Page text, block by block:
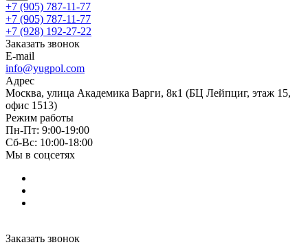
+7 (905) 787-11-77
+7 (905) 787-11-77
+7 (928) 192-27-22
Заказать звонок
E-mail
info@yugpol.com
Адрес
Москва, улица Академика Варги, 8к1 (БЦ Лейпциг, этаж 15,
офис 1513)
Режим работы
Пн-Пт: 9:00-19:00
Cб-Вс: 10:00-18:00
Мы в соцсетях
Заказать звонок